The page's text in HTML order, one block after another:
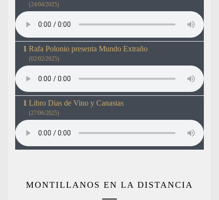
(24/04/2025)
Rafa Polonio presenta Mundo Extraño
(02/02/2025)
Libro Dias de Vino y Canastas
(27/06/2025)
MONTILLANOS EN LA DISTANCIA